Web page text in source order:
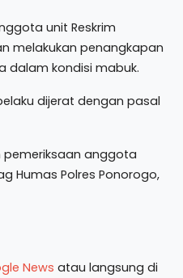
unit Reskrim
melakukan penangkapan
dalam kondisi mabuk.
dijerat dengan pasal
pemeriksaan anggota
Humas Polres Ponorogo,
News atau langsung di